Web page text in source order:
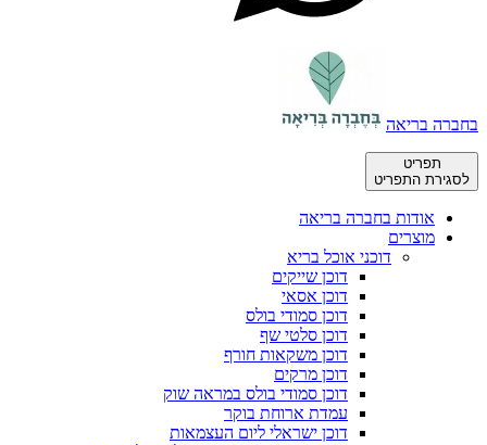
בחברה בריאה
תפריט
לסגירת התפריט
אודות בחברה בריאה
מוצרים
דוכני אוכל בריא
דוכן שייקים
דוכן אסאי
דוכן סמודי בולס
דוכן סלטי שף
דוכן משקאות חורף
דוכן מרקים
דוכן סמודי בולס במראה שוק
עמדת ארוחת בוקר
דוכן ישראלי ליום העצמאות